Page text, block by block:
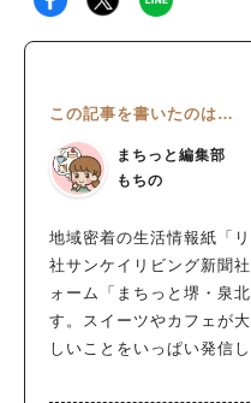
この記事を書いたのは…
まちっと編集部
もちの
地域密着の生活情報紙「
社サンケイリビング新聞
ォーム「まちっと堺・泉
す。スイーツやカフェが
しいことをいっぱい発信し